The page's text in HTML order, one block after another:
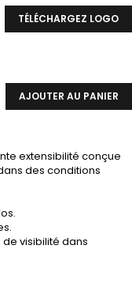
TÉLÉCHARGEZ LOGO
AJOUTER AU PANIER
extensibilité conçue
des conditions
visibilité dans